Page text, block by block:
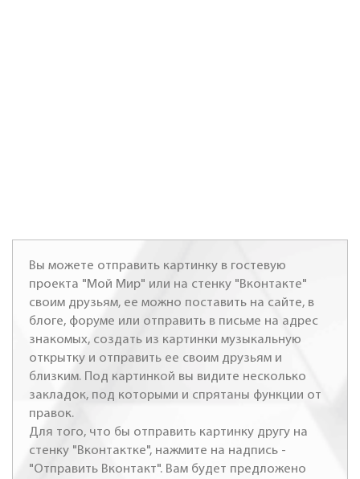
Вы можете отправить картинку в гостевую
проекта "Мой Мир" или на стенку "Вконтакте"
своим друзьям, ее можно поставить на сайте, в
блоге, форуме или отправить в письме на адрес
знакомых, создать из картинки музыкальную
открытку и отправить ее своим друзьям и
близким. Под картинкой вы видите несколько
закладок, под которыми и спрятаны функции от
правок.
Для того, что бы отправить картинку другу на
стенку "Вконтактке", нажмите на надпись -
"Отправить Вконтакт". Вам будет предложено